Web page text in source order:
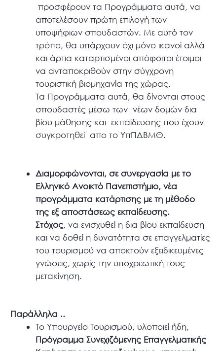
προσφέρουν τα Προγράμματα αυτά, να
αποτελέσουν πρώτη επιλογή των
υποψήφιων σπουδαστών. Με αυτό τον
τρόπο, θα υπάρχουν όχι μόνο ικανοί αλλά
και άρτια καταρτισμένοι απόφοιτοι έτοιμοι
να ανταποκριθούν στην σύγχρονη
τουριστική βιομηχανία της χώρας.
Τα Προγράμματα αυτά, θα δίνονται στους
σπουδαστές μέσω των νέων δομών δια
βίου μάθησης και εκπαίδευσης που έχουν
συγκροτηθεί απο το ΥπΠΔΒΜΘ.
Διαμορφώνονται, σε συνεργασία με το
Ελληνικό Ανοικτό Πανεπιστήμιο, νέα
προγράμματα κατάρτισης με τη μέθοδο
της εξ αποστάσεως εκπαίδευσης.
Στόχος, να ενισχυθεί η δια βίου εκπαίδευση
και να δοθεί η δυνατότητα σε επαγγελματίες
του τουρισμού να αποκτούν εξειδικευμένες
γνώσεις, χωρίς την υποχρεωτική τους
μετακίνηση.
Παράλληλα ..
Το Υπουργείο Τουρισμού, υλοποιεί ήδη,
Πρόγραμμα Συνεχιζόμενης Επαγγελματικής